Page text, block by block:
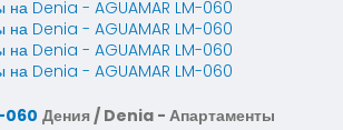
060 Дения / Denia - Апартаменты